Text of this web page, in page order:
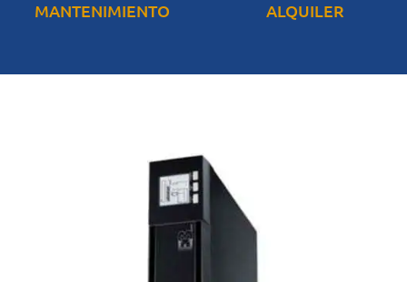
MANTENIMIENTO ALQUILER